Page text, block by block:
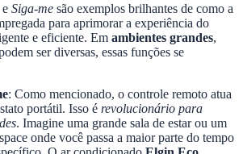
e Siga-me são exemplos brilhantes de como a
para aprimorar a experiência do
e eficiente. Em ambientes grandes,
ser diversas, essas funções se
: Como mencionado, o controle remoto atua
portátil. Isso é revolucionário para
. Imagine uma grande sala de estar ou um
onde você passa a maior parte do tempo